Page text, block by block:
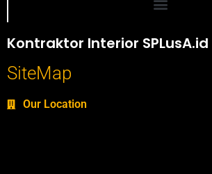
Kontraktor Interior SPLusA.id
SiteMap
Our Location